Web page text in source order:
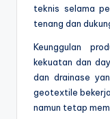
teknis selama
tenang dan
Keunggulan
kekuatan dan
dan drainase
geotextile
namun tetap